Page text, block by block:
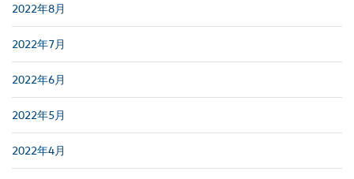
2022年8月
2022年7月
2022年6月
2022年5月
2022年4月